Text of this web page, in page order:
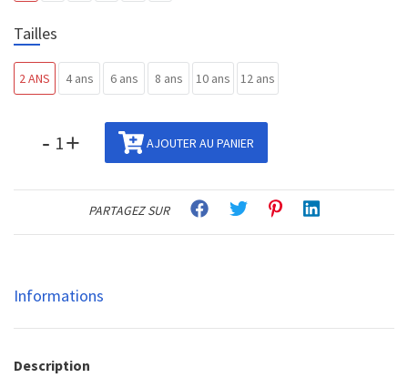
Tailles
2 ANS 4 ans 6 ans 8 ans 10 ans 12 ans
- + AJOUTER AU PANIER
PARTAGEZ SUR
Informations
Description